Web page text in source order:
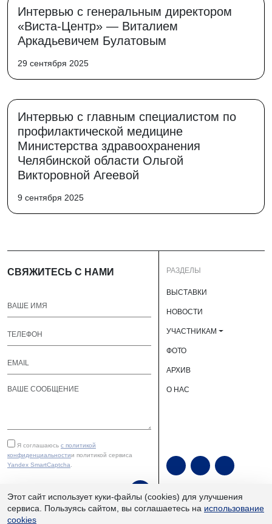
Интервью с генеральным директором
«Виста-Центр» — Виталием
Аркадьевичем Булатовым
29 сентября 2025
Интервью с главным специалистом по
профилактической медицине
Министерства здравоохранения
Челябинской области Ольгой
Викторовной Агеевой
9 сентября 2025
СВЯЖИТЕСЬ С НАМИ
Я соглашаюсь с политикой
конфиденциальностии политикой сервиса
Yandex SmartCaptcha.
РАЗДЕЛЫ
ВЫСТАВКИ
НОВОСТИ
УЧАСТНИКАМ
ФОТО
АРХИВ
О НАС
Этот сайт использует куки-файлы (cookies) для улучшения
сервиса. Пользуясь сайтом, вы соглашаетесь на использование
cookies